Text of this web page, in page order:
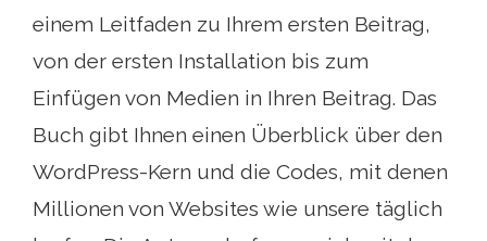
einem Leitfaden zu Ihrem ersten Beitrag,
von der ersten Installation bis zum
Einfügen von Medien in Ihren Beitrag. Das
Buch gibt Ihnen einen Überblick über den
WordPress-Kern und die Codes, mit denen
Millionen von Websites wie unsere täglich